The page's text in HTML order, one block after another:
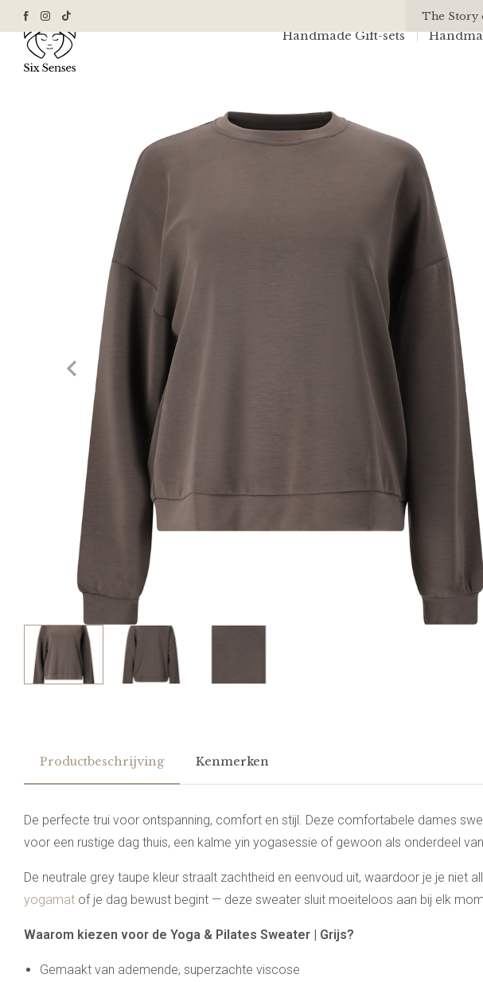
The Story
Handmade Gift-sets
All Of Us
Productbeschrijving Kenmerken
De perfecte trui voor ontspanning, comfort en stijl. Deze comfortabele dames
voor een rustige dag thuis, een kalme yin yogasessie of gewoon als onderdeel
De neutrale grey taupe kleur straalt zachtheid en eenvoud uit, waardoor je je
yogamat of je dag bewust begint — deze sweater sluit moeiteloos aan bij elk
Waarom kiezen voor de Yoga & Pilates Sweater | Grijs?
Gemaakt van ademende, superzachte viscose